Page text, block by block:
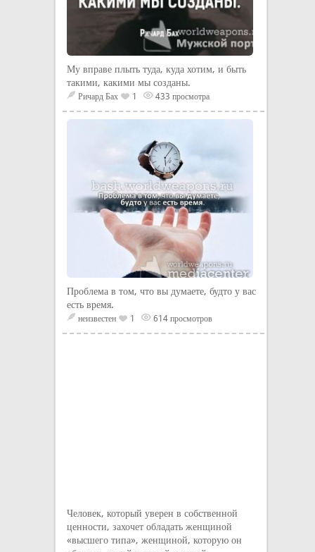
Му вправе плыть туда, куда хотим, и быть
такими, какими мы созданы.
Ричард Бах 1 433 просмотра
Проблема в том, что вы думаете, будто у вас
есть время.
неизвестен 1 614 просмотров
Человек, который уверен в собственной
ценности, захочет обладать женщиной
«высшего типа», женщиной, которую он